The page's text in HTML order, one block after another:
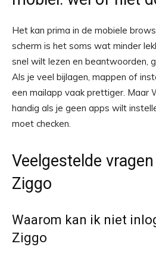
Het kan prima in de mobiele
scherm is het soms wat minder
snel wilt lezen en beantwoorden,
Als je veel bijlagen, mappen of
een mailapp vaak prettiger. Maar
handig als je geen apps wilt
moet checken.
Veelgestelde
Ziggo
Waarom kan ik niet
Ziggo